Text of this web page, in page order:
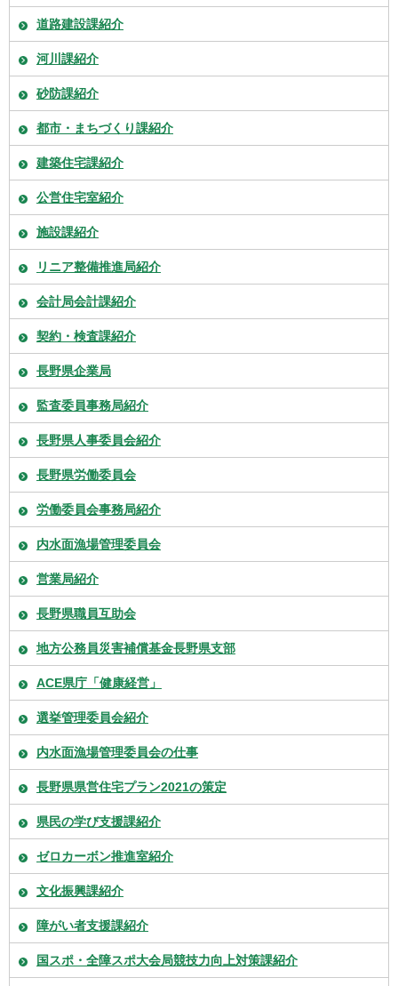
道路建設課紹介
河川課紹介
砂防課紹介
都市・まちづくり課紹介
建築住宅課紹介
公営住宅室紹介
施設課紹介
リニア整備推進局紹介
会計局会計課紹介
契約・検査課紹介
長野県企業局
監査委員事務局紹介
長野県人事委員会紹介
長野県労働委員会
労働委員会事務局紹介
内水面漁場管理委員会
営業局紹介
長野県職員互助会
地方公務員災害補償基金長野県支部
ACE県庁「健康経営」
選挙管理委員会紹介
内水面漁場管理委員会の仕事
長野県県営住宅プラン2021の策定
県民の学び支援課紹介
ゼロカーボン推進室紹介
文化振興課紹介
障がい者支援課紹介
国スポ・全障スポ大会局競技力向上対策課紹介